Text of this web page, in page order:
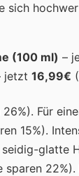
sich
(100 ml) –
jetzt 16,99€
Für
15%).
seidig-glatte
sparen